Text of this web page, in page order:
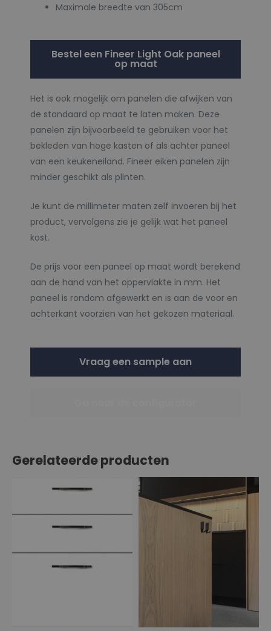
Maximale breedte van 305cm
Bestel een Fineer Light Oak paneel
op maat
Het is ook mogelijk om panelen die afwijken van
de standaard op maat te laten maken. Deze
panelen zijn bijvoorbeeld te gebruiken voor het
bekleden van hoge kasten of als achter paneel
van een keukeneiland. Fineer eiken panelen zijn
minder geschikt als plinten.
Je kunt de millimeter maten zelf invoeren bij het
product, vervolgens zie je gelijk wat het paneel
kost.
De prijs voor een paneel op maat wordt berekend
aan de hand van het oppervlakte in mm. Het
paneel is rondom afgewerkt en is aan de voor en
achterkant voorzien van het gekozen materiaal.
Vraag een sample aan
Gerelateerde producten